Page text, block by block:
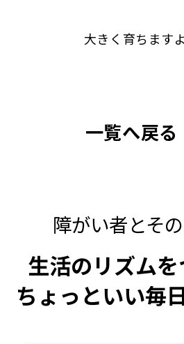
大きく育ちます
一覧へ戻る
障がい者とそ
生活のリズムを
ちょっといい毎